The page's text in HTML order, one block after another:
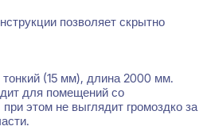
позволяет скрытно
(15 мм), длина 2000 мм.
для помещений со
этом не выглядит громоздко за